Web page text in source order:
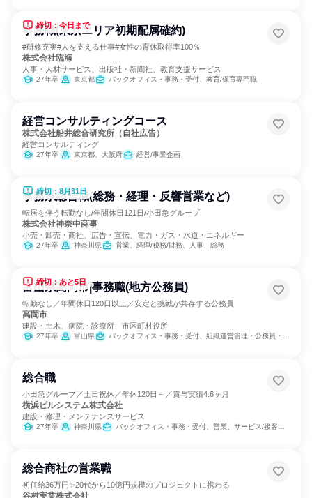
締切：今日まで
事務職(東京エリア初期配属確約)
#研修充実#人を支える仕事#女性の育休取得率100％
株式会社臨海
人事・人材サービス、出版社・新聞社、教育支援サービス
27年卒 東京都 バックオフィス・事務・受付、教育/保育専門職
経営コンサルティングコース
株式会社船井総合研究所（自社広告）
経営コンサルティング
27年卒 東京都、大阪府 経営/事業企画
締切：8月31日
事務系総合職(総務・経理・反響営業など)
転居を伴う転勤なし/年間休日121日/小田急グループ
株式会社神奈中商事
小売・卸売・商社、広告・宣伝、電力・ガス・水道・エネルギー
27年卒 神奈川県 営業、経理/税務/財務、人事、総務
締切：あと5日
富山県高岡市|事務職(地方公務員)
転勤なし／年間休日120日以上／安定と挑戦が共存する公務員
高岡市
建設・土木、病院・診療所、市区町村役所
27年卒 富山県 バックオフィス・事務・受付、組織運営管理・公務員・事務系職種
総合職
小田急グループ／土日祝休／年休120日～／賞与実績4.6ヶ月
横浜ビルシステム株式会社
建設・修理・メンテナンスサービス
27年卒 神奈川県 バックオフィス・事務・受付、営業、サービス/接客、人事
総合商社の営業職
初任給36万円✨20代から10億円規模のプロジェクトに携わる
谷村実業株式会社